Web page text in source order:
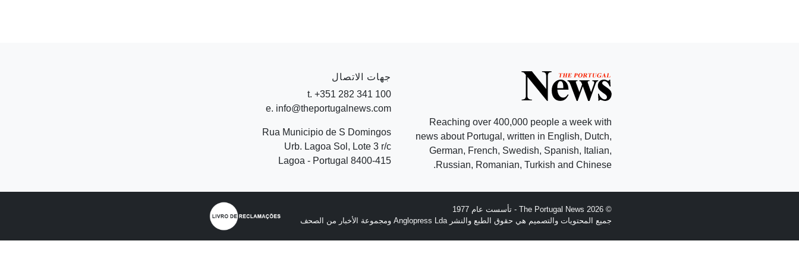
Reaching over 400,000 people a week with
news about Portugal, written in English, Dutch,
German, French, Swedish, Spanish, Italian,
Russian, Romanian, Turkish and Chinese.
جهات الاتصال
t. +351 282 341 100
e. info@theportugalnews.com
Rua Municipio de S Domingos
Urb. Lagoa Sol, Lote 3 r/c
8400-415 Lagoa - Portugal
© 2026 The Portugal News - تأسست عام 1977
جميع المحتويات والتصميم هي حقوق الطبع والنشر Anglopress Lda ومجموعة الأخبار من الصحف